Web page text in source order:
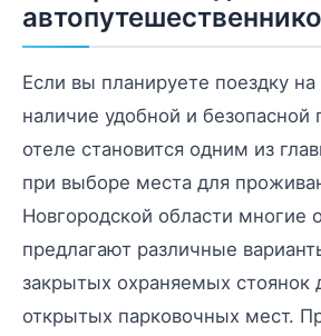
Если вы планируете поездку
наличие удобной и безопасной
отеле становится одним из
при выборе места для
Новгородской области многие
предлагают различные
закрытых охраняемых стоянок
открытых парковочных мест.